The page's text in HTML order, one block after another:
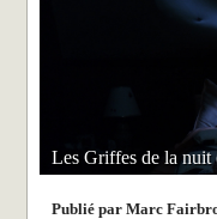
Les Griffes de la nuit
Publié par Marc